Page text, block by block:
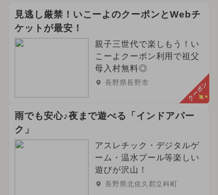
見逃し厳禁！いこーよのクーポンとWebチ
ケットが最安！
親子三世代で楽しもう！い
こーよクーポン利用で祖父
母入村無料◎
長野県長野市 クーポン
雨でも安心♪夜まで遊べる「インドアパー
ク」
アスレチック・デジタルゲ
ーム・温水プール等楽しい
遊びが沢山！
長野県北佐久郡立科町